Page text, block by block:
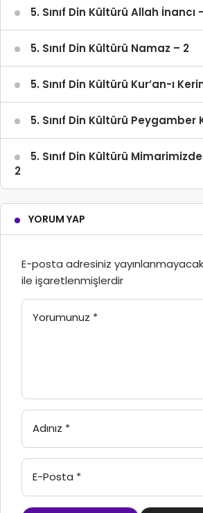
5. Sınıf Din Kültürü Allah İnancı
5. Sınıf Din Kültürü Namaz – 2
5. Sınıf Din Kültürü Kur’an-ı
5. Sınıf Din Kültürü Peygamber
5. Sınıf Din Kültürü
2
YORUM YAP
E-posta adresiniz
ile işaretlenmişlerdir
Yorumunuz *
Adınız *
E-Posta *